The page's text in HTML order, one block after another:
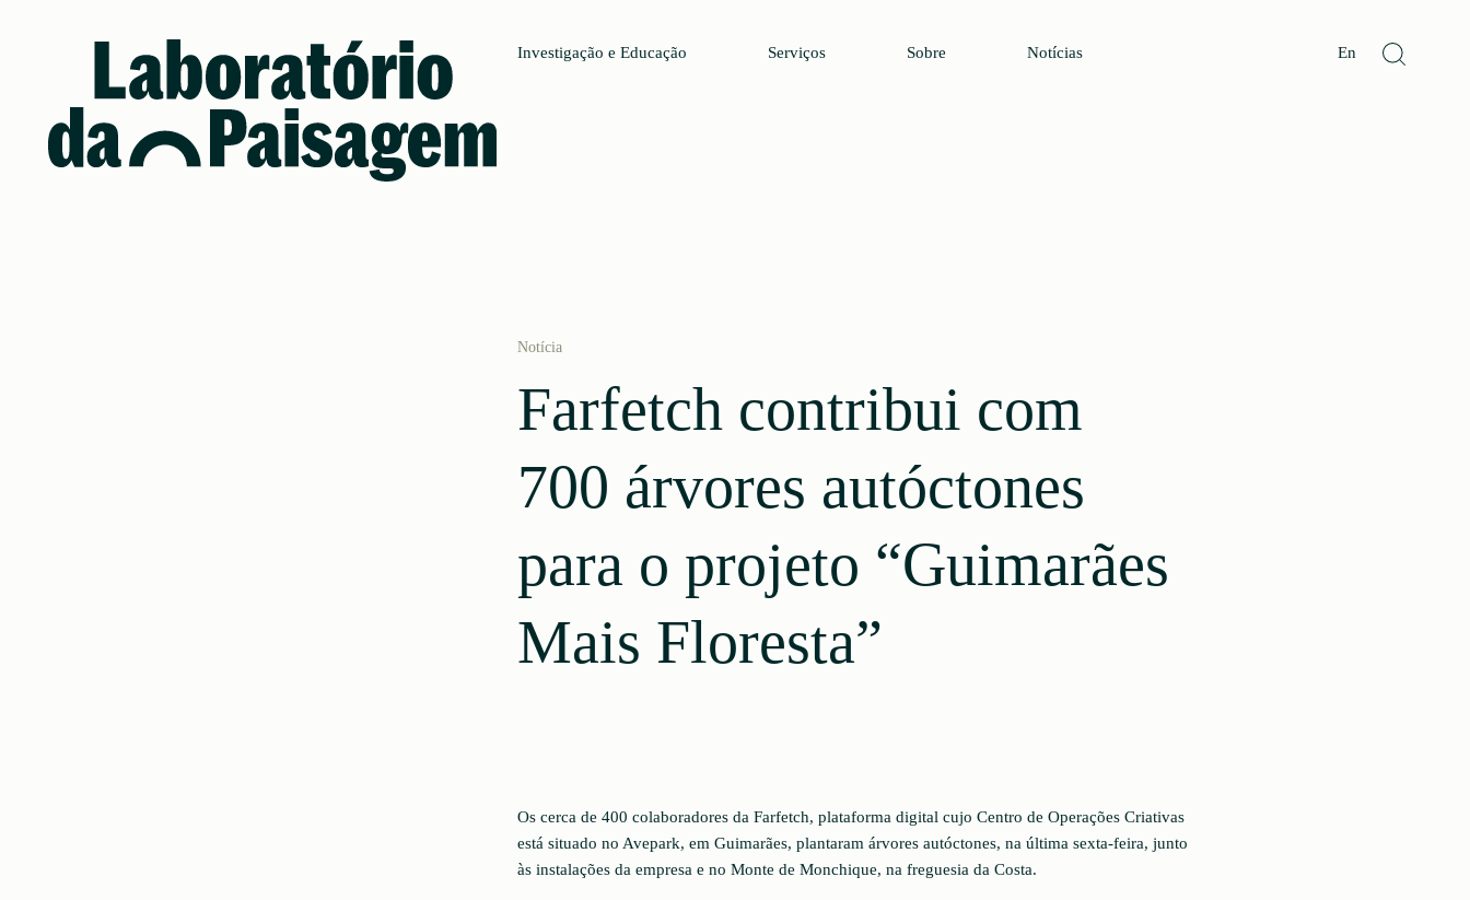
Investigação e Educação Serviços Sobre Notícias En
Notícia
Farfetch contribui com
700 árvores autóctones
para o projeto “Guimarães
Mais Floresta”
Os cerca de 400 colaboradores da Farfetch, plataforma digital cujo Centro de Operações Criativas
está situado no Avepark, em Guimarães, plantaram árvores autóctones, na última sexta-feira, junto
às instalações da empresa e no Monte de Monchique, na freguesia da Costa.